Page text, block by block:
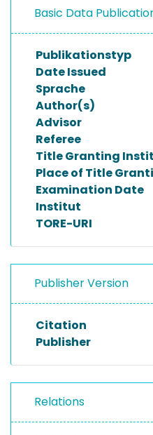
Basic Data
Publikationstyp
Date Issued
Sprache
Author(s)
Advisor
Referee
Title Granting
Place of Title
Examination Date
Institut
TORE-URI
Publisher Version
Citation
Publisher
Relations